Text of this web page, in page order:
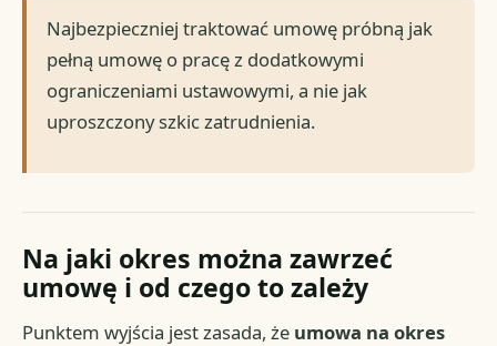
Najbezpieczniej traktować umowę próbną jak
pełną umowę o pracę z dodatkowymi
ograniczeniami ustawowymi, a nie jak
uproszczony szkic zatrudnienia.
Na jaki okres można zawrzeć
umowę i od czego to zależy
Punktem wyjścia jest zasada, że umowa na okres